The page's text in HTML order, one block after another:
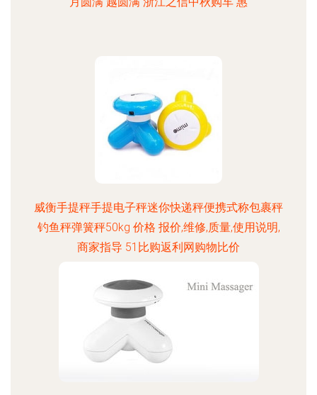
威衡手提秤手提电子秤迷你快递秤便携式称包裹秤
钓鱼秤弹簧秤50kg 价格 报价,维修,质量,使用说明,
商家指导 51比购返利网购物比价